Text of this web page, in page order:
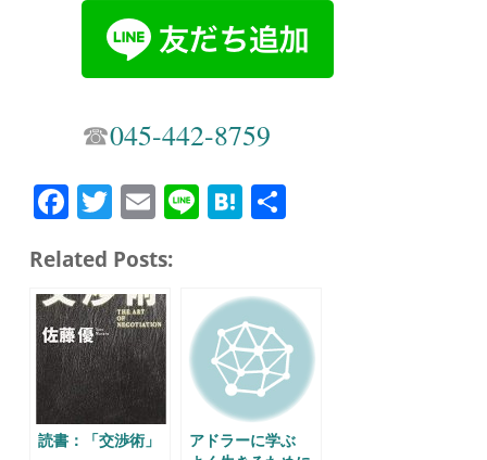
☎︎045-442-8759
Fa
bo
ok
T
tte
r
E
ail
Li H
a
Related Posts:
読書：「交渉術」
アドラーに学ぶ